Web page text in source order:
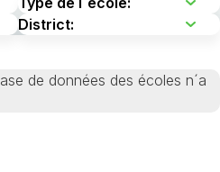
de données des écoles n´a